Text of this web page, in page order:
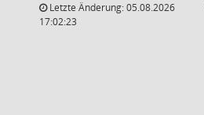
Letzte Änderung: 05.08.2026
17:02:23